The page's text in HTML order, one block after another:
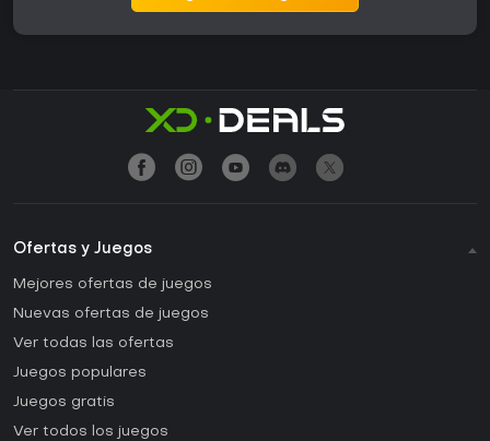
Ofertas y Juegos
Mejores ofertas de juegos
Nuevas ofertas de juegos
Ver todas las ofertas
Juegos populares
Juegos gratis
Ver todos los juegos